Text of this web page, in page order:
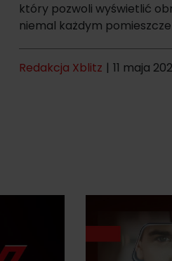
który pozwoli wyświetlić
niemal każdym
Redakcja Xblitz | 11 maja